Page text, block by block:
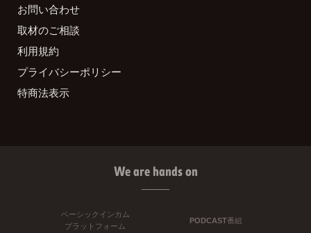
お問い合わせ
取材のご相談
利用規約
プライバシーポリシー
特商法表示
We are hands on
ベーシックインカム
プラットフォーム
PODCAST番組